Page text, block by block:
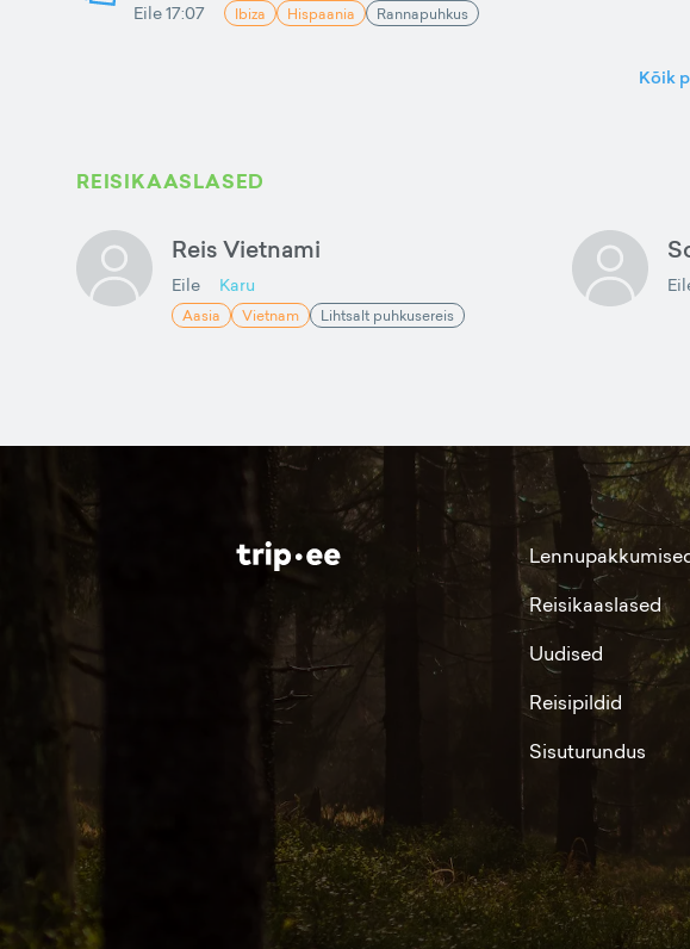
Eile 17:07 Ibiza Hispaania Rannapuhkus
Kõik
REISIKAASLASED
Reis Vietnami
Eile Karu
Aasia Vietnam Lihtsalt puhkusereis
Reisikaaslased
Uudised
Reisipildid
Sisuturundus